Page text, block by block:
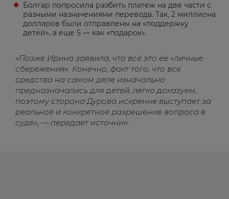
Болгар попросила разбить платеж на две части с
разными назначениями перевода. Так, 2 миллиона
долларов были отправлены на «поддержку
детей», а еще 5 — как «подарок».
«Позже Ирина заявила, что всё это её «личные
сбережения». Конечно, факт того, что все
средства на самом деле изначально
предназначались для детей, легко доказуем,
поэтому сторона Дурова искренне выступает за
реальное и конкретное разрешение вопроса в
суде», — передает источник.